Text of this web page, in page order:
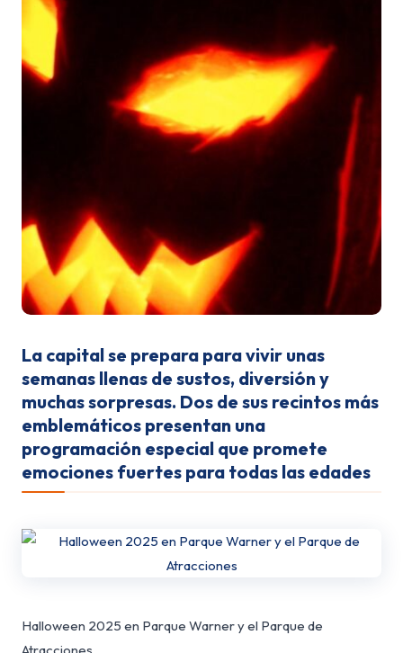
La capital se prepara para vivir unas
semanas llenas de sustos, diversión y
muchas sorpresas. Dos de sus recintos más
emblemáticos presentan una
programación especial que promete
emociones fuertes para todas las edades
Halloween 2025 en Parque Warner y el Parque de